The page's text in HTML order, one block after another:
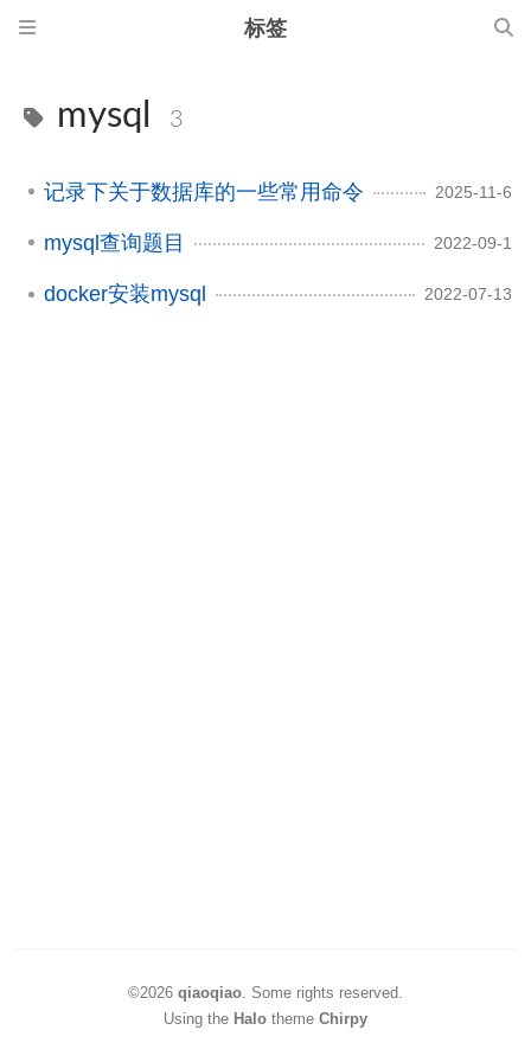
标签
mysql 3
记录下关于数据库的一些常用命令 2025-11-6
mysql查询题目 2022-09-1
docker安装mysql 2022-07-13
©2026 qiaoqiao Some rights reserved.
Using the Halo theme Chirpy